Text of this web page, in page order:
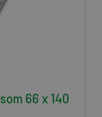
66 x 140